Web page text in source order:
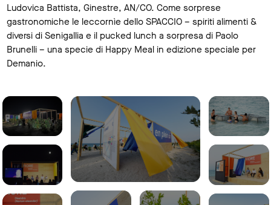
Ludovica Battista, Ginestre, AN/CO. Come sorprese
gastronomiche le leccornìe dello SPACCIO – spiriti alimenti &
diversi di Senigallia e il pucked lunch a sorpresa di Paolo
Brunelli – una specie di Happy Meal in edizione speciale per
Demanio.